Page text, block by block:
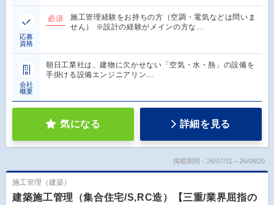
応募
資格
必須
施工管理経験をお持ちの方（空調・電気などは問いま
せん） ※設計の経験がメインの方な…
会社
概要
朝日工業社は、建物に欠かせない「空気・水・熱」の設備を
手掛ける設備エンジニアリン…
気になる 詳細を見る
掲載期間：26/07/31～26/08/20
施工管理（建築）
建築施工管理（集合住宅/S,RC造）【三重/業界屈指の